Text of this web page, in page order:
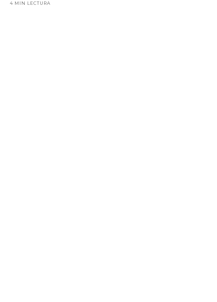
4 MIN LECTURA